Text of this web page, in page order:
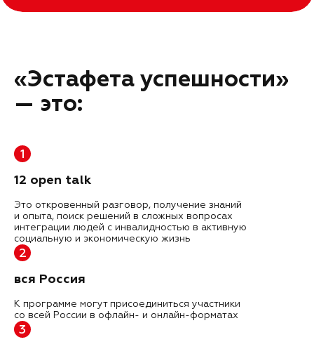
«Эстафета успешности»
— это:
1
12 open talk
Это откровенный разговор, получение знаний
и опыта, поиск решений в сложных вопросах
интеграции людей с инвалидностью в активную
социальную и экономическую жизнь
2
вся Россия
К программе могут присоединиться участники
со всей России в офлайн- и онлайн-форматах
3